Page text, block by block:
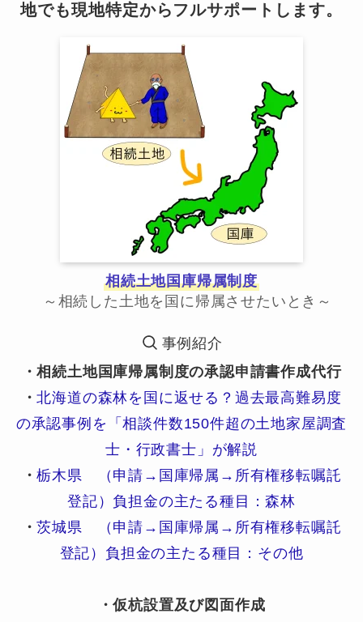
地でも現地特定からフルサポートします。
相続土地国庫帰属制度
～相続した土地を国に帰属させたいとき～
事例紹介
・相続土地国庫帰属制度の承認申請書作成代行
・北海道の森林を国に返せる？過去最高難易度
の承認事例を「相談件数150件超の土地家屋調査
士・行政書士」が解説
・栃木県 （申請→国庫帰属→所有権移転嘱託
登記）負担金の主たる種目：森林
・茨城県 （申請→国庫帰属→所有権移転嘱託
登記）負担金の主たる種目：その他
・仮杭設置及び図面作成